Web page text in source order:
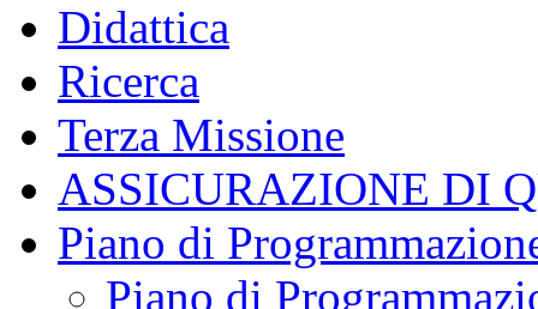
Didattica
Ricerca
Terza Missione
ASSICURAZIONE DI
Piano di
Piano di